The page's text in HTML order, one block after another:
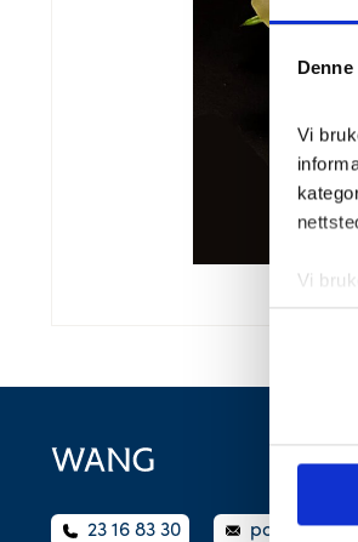
Vi
Vi
lagrer
lagret
Du
23 16 83 30